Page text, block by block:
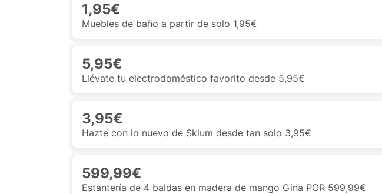
1,95€
Muebles de baño a partir de solo 1,95€
5,95€
Llévate tu electrodoméstico favorito desde 5,95€
3,95€
Hazte con lo nuevo de Sklum desde tan solo 3,95€
599,99€
Estantería de 4 baldas en madera de mango Gina POR 599,99€